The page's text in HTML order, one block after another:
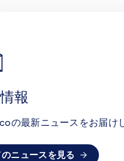
報
の最新ニュースをお届け
ニュースを見る